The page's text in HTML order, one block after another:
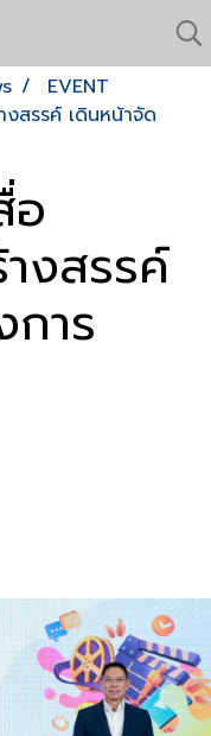
EVENT
สรรค์ เดินหน้าจัด
งสรรค์
าร